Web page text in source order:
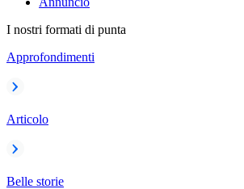
I nostri formati di punta
Approfondimenti
Articolo
Belle storie